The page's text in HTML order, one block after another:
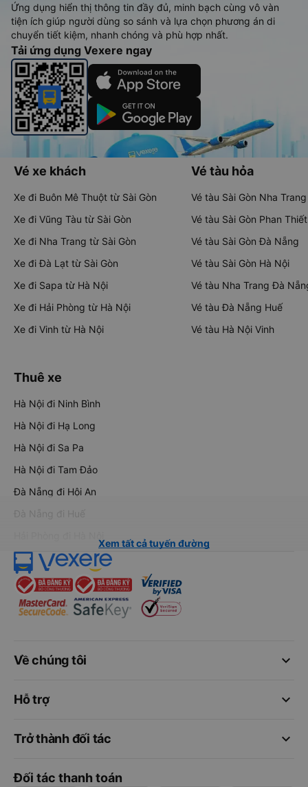
Ứng dụng hiển thị thông tin đầy đủ, minh bạch cùng vô vàn
tiện ích giúp người dùng so sánh và lựa chọn phương án di
chuyển tiết kiệm, nhanh chóng và phù hợp nhất.
Tải ứng dụng Vexere ngay
Vé xe khách
Xe đi Buôn Mê Thuột từ Sài Gòn
Xe đi Vũng Tàu từ Sài Gòn
Xe đi Nha Trang từ Sài Gòn
Xe đi Đà Lạt từ Sài Gòn
Xe đi Sapa từ Hà Nội
Xe đi Hải Phòng từ Hà Nội
Xe đi Vinh từ Hà Nội
Vé tàu hỏa
Vé tàu Sài Gòn Nha Trang
Vé tàu Sài Gòn Phan Thiết
Vé tàu Sài Gòn Đà Nẵng
Vé tàu Sài Gòn Hà Nội
Vé tàu Nha Trang Đà
Vé tàu Đà Nẵng Huế
Vé tàu Hà Nội Vinh
Thuê xe
Hà Nội đi Ninh Bình
Hà Nội đi Hạ Long
Hà Nội đi Sa Pa
Hà Nội đi Tam Đảo
Đà Nẵng đi Hội An
Đà Nẵng đi Huế
Xem tất cả tuyến đường
keyboard_arrow_down
Về chúng tôi
keyboard_arrow_down
Hỗ trợ
keyboard_arrow_down
Trở thành đối tác
Đối tác thanh toán